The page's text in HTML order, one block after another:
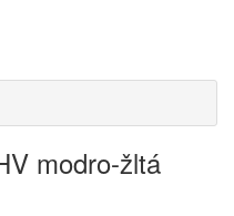
modro-žltá